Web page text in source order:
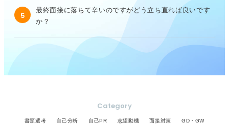
5
最終面接に落ちて辛いのですがどう立ち直れば良いです
か？
Category
書類選考 自己分析 自己PR 志望動機 面接対策 GD・GW